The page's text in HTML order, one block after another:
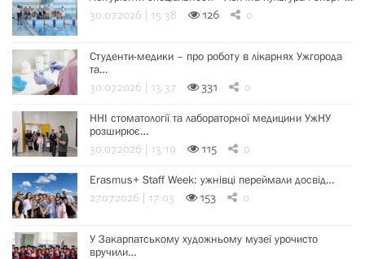
30.07.2026 | 15:38 126 0
Студенти-медики – про роботу в лікарнях Ужгорода
та…
30.07.2026 | 13:37 331 0
ННІ стоматології та лабораторної медицини УжНУ
розширює…
30.07.2026 | 13:19 115 0
Erasmus+ Staff Week: ужнівці переймали досвід…
27.07.2026 | 17:03 153 0
У Закарпатському художньому музеї урочисто
вручили…